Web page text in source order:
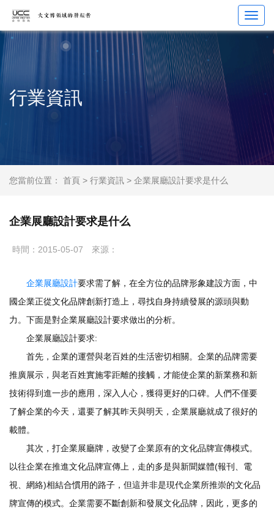
行業資訊
您當前位置： 首頁 > 行業資訊 > 企業展廳設計要求是什么
企業展廳設計要求是什么
時間：2015-05-07 來源：
企業展廳設計要求需了解，在全方位的品牌形象建設方面，中
國企業正從文化品牌創新打造上，尋找自身持續發展的源頭與動
力。下面是對企業展廳設計要求做出的分析。
企業展廳設計要求:
首先，企業的運營與老百姓的生活密切相關。企業的品牌需要
推廣展示，與老百姓實施零距離的接觸，才能使企業的新業務和新
技術得到進一步的應用，深入人心，獲得更好的口碑。人們不僅要
了解企業的今天，還要了解其昨天與明天，企業展廳就成了很好的
載體。
其次，打企業展廳牌，改變了企業原有的文化品牌宣傳模式。
以往企業在推進文化品牌宣傳上，走的多是與新聞媒體(報刊、電
視、網絡)相結合慣用的路子，但這并非是現代企業所推崇的文化品
牌宣傳的模式。企業需要不斷創新和發展文化品牌，因此，更多的